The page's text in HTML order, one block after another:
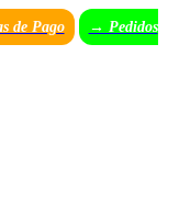
de Pago
→ Pedidos